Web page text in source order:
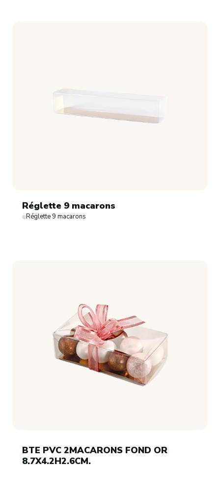
Réglette 9 macarons
Réglette 9 macarons
BTE PVC 2MACARONS FOND OR
8.7X4.2H2.6CM.